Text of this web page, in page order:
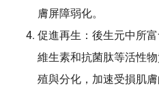
膚屏障弱化。
促進再生：後生元中所
維生素和抗菌肽等活性
殖與分化，加速受損肌膚